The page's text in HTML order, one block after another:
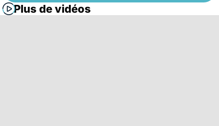
Plus de vidéos